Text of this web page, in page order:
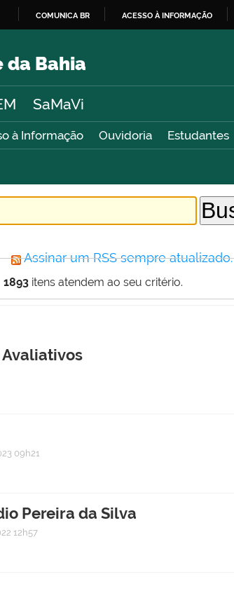
O
COMUNICA BR ACESSO À INFORMAÇÃO
da Bahia
SaMaVi
à Informação Ouvidoria Estudantes
Assinar um RSS sempre atualizado.
1893 itens atendem ao seu critério.
Avaliativos
09h21
Pereira da Silva
12h57